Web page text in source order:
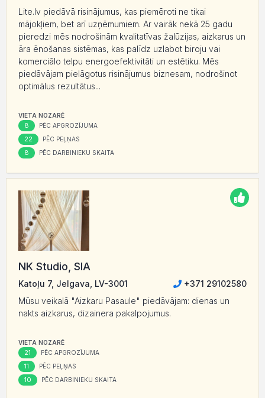
Lite.lv piedāvā risinājumus, kas piemēroti ne tikai
mājokļiem, bet arī uzņēmumiem. Ar vairāk nekā 25 gadu
pieredzi mēs nodrošinām kvalitatīvas žalūzijas, aizkarus un
āra ēnošanas sistēmas, kas palīdz uzlabot biroju vai
komerciālo telpu energoefektivitāti un estētiku. Mēs
piedāvājam pielāgotus risinājumus biznesam, nodrošinot
optimālus rezultātus...
VIETA NOZARĒ
8 PĒC APGROZĪJUMA
22 PĒC PEĻŅAS
8 PĒC DARBINIEKU SKAITA
NK Studio, SIA
Katoļu 7, Jelgava, LV-3001
+371 29102580
Mūsu veikalā "Aizkaru Pasaule" piedāvājam: dienas un
nakts aizkarus, dizainera pakalpojumus.
VIETA NOZARĒ
21 PĒC APGROZĪJUMA
11 PĒC PEĻŅAS
10 PĒC DARBINIEKU SKAITA